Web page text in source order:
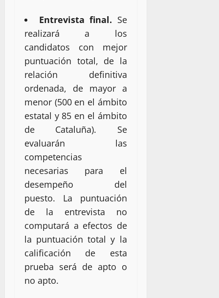
Entrevista final. Se
realizará a los
candidatos con mejor
puntuación total, de la
relación definitiva
ordenada, de mayor a
menor (500 en el ámbito
estatal y 85 en el ámbito
de Cataluña). Se
evaluarán las
competencias
necesarias para el
desempeño del
puesto. La puntuación
de la entrevista no
computará a efectos de
la puntuación total y la
calificación de esta
prueba será de apto o
no apto.